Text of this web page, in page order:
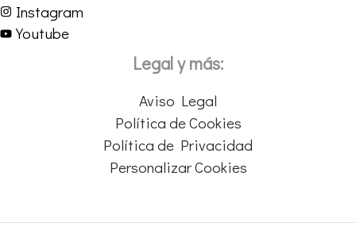
Instagram
Youtube
Legal y más:
Aviso Legal
Política de Cookies
Política de Privacidad
Personalizar Cookies